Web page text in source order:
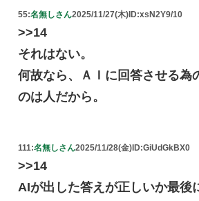
55:名無しさん2025/11/27(木)ID:xsN2Y9/10
>>14
それはない。
何故なら、ＡＩに回答させる為
のは人だから。
111:名無しさん2025/11/28(金) ID:GiUdGkBX0
>>14
AIが出した答えが正しいか最後